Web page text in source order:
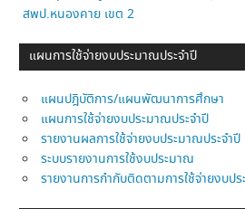
สพป.หนองคาย เขต 2
แผนการใช้จ่ายงบประมาณประจำปี
แผนปฎิบัติการ/แผนพัฒนาการศึกษา
แผนการใช้จ่ายงบประมาณประจำปี
รายงานผลการใช้จ่ายงบประมาณประจำปี
ระบบรายงานการใช้งบประมาณ
รายงานการกำกับติดตามการใช้จ่ายงบ